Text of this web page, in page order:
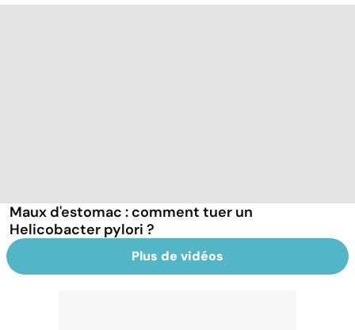
Maux d'estomac : comment tuer un
Helicobacter pylori ?
Plus de vidéos